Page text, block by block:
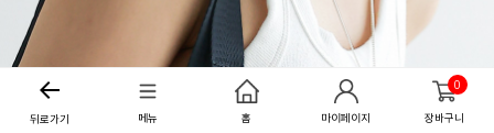
뒤로가기 메뉴 홈 마이페이지
0
장바구니